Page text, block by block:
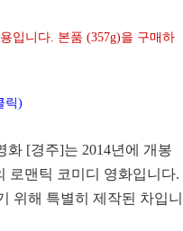
입니다. 본품 (357g)을 구매하
릭)
화 [경주]는 2014년에 개봉
로맨틱 코미디 영화입니다.
위해 특별히 제작된 차입니